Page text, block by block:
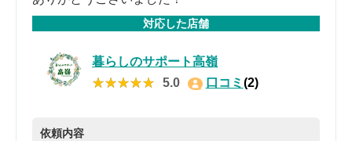
対応した店舗
暮らしのサポート高嶺
★★★★★
★★★★★ 5.0 口コミ (2)
依頼内容